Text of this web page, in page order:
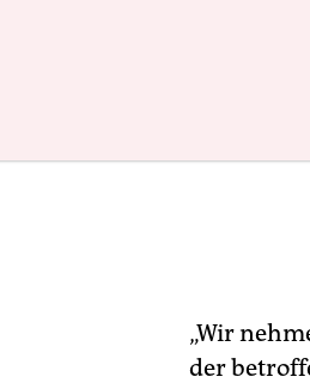
„Wir
der